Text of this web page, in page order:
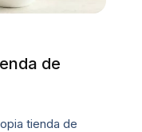
de
tienda de